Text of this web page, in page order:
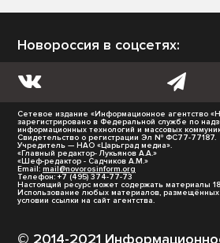
Новороссия в соцсетях:
Сетевое издание «Информационное агентство
зарегистрировано в Федеральной службе по
информационных технологий и массовых
Свидетельство о регистрации Эл № ФС77-77187.
Учредитель — НАО «Царьград медиа».
«Главный редактор- Лукьянов А.А.»
«Шеф-редактор - Садчиков А.М.»
Email: mail@novorosinform.org
Телефон: +7 (495) 374-77-73
Настоящий ресурс может содержать материалы
Использование любых материалов, размещённых
условии ссылки на сайт агентства.
© 2014-2021